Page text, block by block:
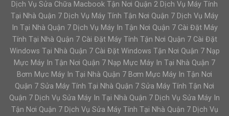
Dịch Vụ Sửa Chữa Macbook Tận Nơi Quận 2 Dịch Vụ Máy Tính
Tại Nhà Quận 7 Dịch Vụ Máy Tính Tận Nơi Quận 7 Dịch Vụ Máy
In Tại Nhà Quận 7 Dịch Vụ Máy In Tận Nơi Quận 7 Cài Đặt Máy
Tính Tại Nhà Quận 7 Cài Đặt Máy Tính Tận Nơi Quận 7 Cài Đặt
Windows Tại Nhà Quận 7 Cài Đặt Windows Tận Nơi Quận 7 Nạp
Mực Máy In Tận Nơi Quận 7 Nạp Mực Máy In Tại Nhà Quận 7
Bơm Mực Máy In Tại Nhà Quận 7 Bơm Mực Máy In Tận Nơi
Quận 7 Sửa Máy Tính Tại Nhà Quận 7 Sửa Máy Tính Tận Nơi
Quận 7 Dịch Vụ Sửa Máy In Tại Nhà Quận 7 Dịch Vụ Sửa Máy In
Tận Nơi Quận 7 Dịch Vụ Sửa Máy Tính Tại Nhà Quận 7 Dịch Vụ